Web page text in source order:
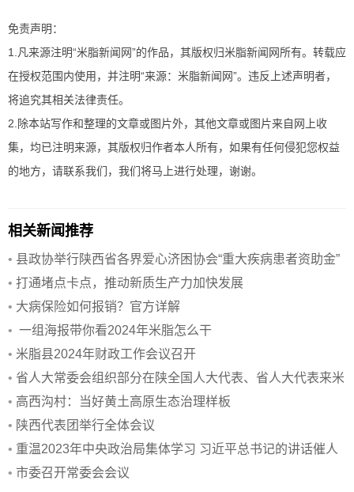
免责声明：
1.凡来源注明“米脂新闻网”的作品，其版权归米脂新闻网所有。转载应
在授权范围内使用，并注明“来源：米脂新闻网”。违反上述声明者，
将追究其相关法律责任。
2.除本站写作和整理的文章或图片外，其他文章或图片来自网上收
集，均已注明来源，其版权归作者本人所有，如果有任何侵犯您权益
的地方，请联系我们，我们将马上进行处理，谢谢。
相关新闻推荐
• 县政协举行陕西省各界爱心济困协会“重大疾病患者资助金”
发放仪
• 打通堵点卡点，推动新质生产力加快发展
• 大病保险如何报销？官方详解
• 一组海报带你看2024年米脂怎么干
• 米脂县2024年财政工作会议召开
• 省人大常委会组织部分在陕全国人大代表、省人大代表来米
调研
• 高西沟村：当好黄土高原生态治理样板
• 陕西代表团举行全体会议
• 重温2023年中央政治局集体学习 习近平总书记的讲话催人
奋进
• 市委召开常委会会议